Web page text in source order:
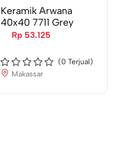
Keramik Arwana
40x40 7711 Grey
Rp 53.125
(0 Terjual)
Makassar